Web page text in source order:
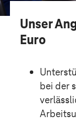
Unser
Euro
bei der